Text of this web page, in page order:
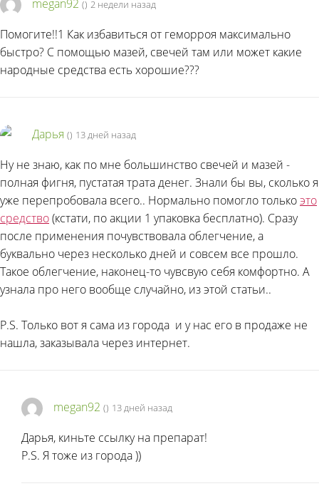
megan92 () 2 недели назад
Помогите!!1 Как избавиться от геморроя максимально
быстро? С помощью мазей, свечей там или может какие
народные средства есть хорошие???
Дарья () 13 дней назад
Ну не знаю, как по мне большинство свечей и мазей -
полная фигня, пустатая трата денег. Знали бы вы, сколько я
уже перепробовала всего.. Нормально помогло толькоэто
средство(кстати, по акции 1 упаковка бесплатно). Сразу
после применения почувствовала облегчение, а
буквально через несколько дней и совсем все прошло.
Такое облегчение, наконец-то чувсвую себя комфортно. А
узнала про него вообще случайно, из этой статьи..
P.S. Только вот я сама из города и у нас его в продаже не
нашла, заказывала через интернет.
megan92 () 13 дней назад
Дарья, киньте ссылку на препарат!
P.S. Я тоже из города))